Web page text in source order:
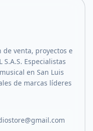
de venta, proyectos e
S.A.S. Especialistas
en San Luis
de marcas líderes